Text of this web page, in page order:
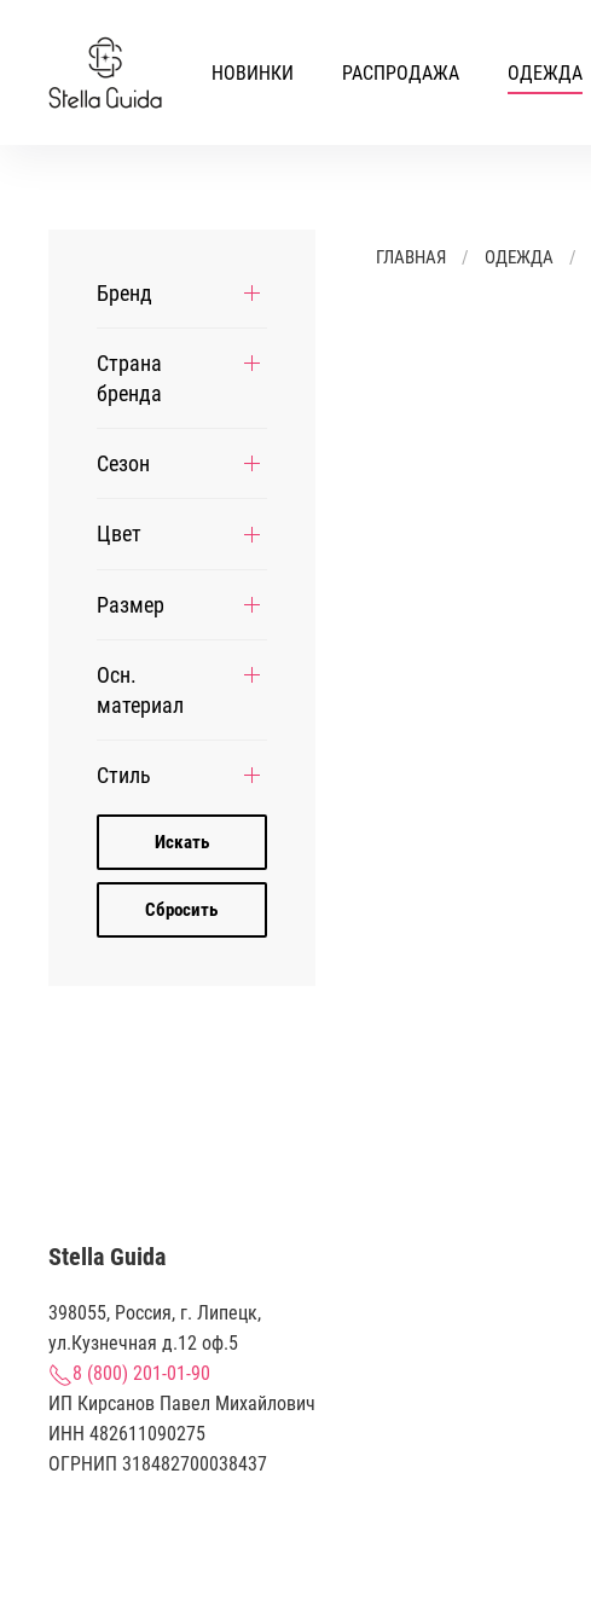
НОВИНКИ РАСПРОДАЖА ОДЕЖДА
ГЛАВНАЯ ОДЕЖДА
Бренд
Страна
бренда
Сезон
Цвет
Размер
Осн.
материал
Стиль
Stella Guida
398055, Россия, г. Липецк,
ул.Кузнечная д.12 оф.5
8 (800) 201-01-90
ИП Кирсанов Павел Михайлович
ИНН 482611090275
ОГРНИП 318482700038437